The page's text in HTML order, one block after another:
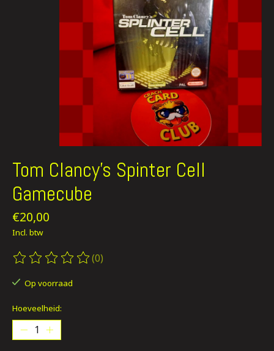
Tom Clancy's Spinter Cell
Gamecube
€20,00
Incl. btw
De beoordeling van dit product is
(0)
Op voorraad
Hoeveelheid: